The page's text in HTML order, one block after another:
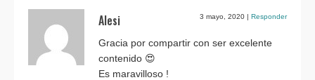
Alesi 3 mayo, 2020 | Responder
Gracia por compartir con ser excelente
contenido 😍
Es maravilloso !